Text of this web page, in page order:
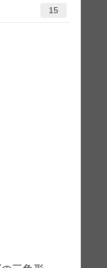
15